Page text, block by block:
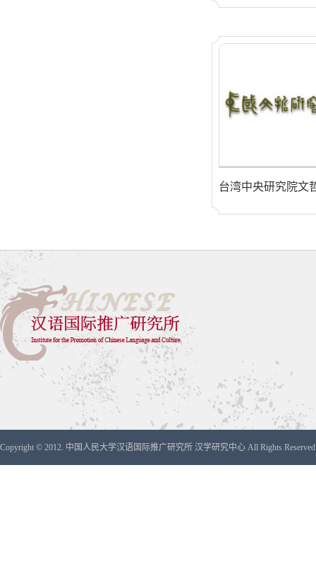
台湾中央研究院文
Copyright © 2012. 中国人民大学汉语国际推广研究所 汉学研究中心 All Rights Reserved